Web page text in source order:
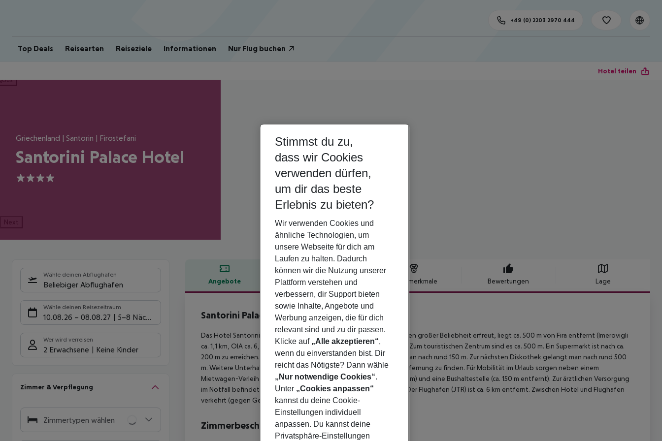
Top Deals Reisearten Reiseziele Informationen Nur Flug buchen
+49 (0) 2203 2970 444
Hotel teilen
Griechenland | Santorin | Firostefani
Santorini Palace Hotel
4
Next
Wähle deinen Abflughafen
Beliebiger Abflughafen
Wähle deinen Reisezeitraum
10.08.26 – 08.08.27 5-8 Nächte
Wer wird verreisen
2 Erwachsene Keine Kinder
Zimmer & Verpflegung
Zimmertypen wählen
Angebote Hotelbeschreibung Hotelmerkmale Bewertungen Lage
Hotelbeschreibung
Santorini Palace Hotel
4
Das Hotel Santorini Palace, das sich besonders bei Hochzeitsreisenden großer Beliebheit erfreut, liegt ca. 500 m von Fira entfernt (Imerovigli
ca. 1,1 km, OIA ca. 6,4 km). Der nächste Strand liegt ca. 6 km entfernt. Zum touristischen Zentrum sind es ca. 500 m. Ein Supermarkt ist nach ca.
200 m zu erreichen. Zu den nächsten Bars und Restaurants gelangt man nach rund 150 m. Zur nächsten Diskothek gelangt man nach rund 500
m. Weitere Unterhaltungsangebote wie ein Kino sind in ca. 10 km Entfernung zu finden. Für Mobilität im Urlaub sorgen neben einem
Mietwagen-Verleih auch ein Motorrad-Verleih, ein Taxistand (ca. 500 m) und eine Bushaltestelle (ca. 150 m entfernt). Zur ärztlichen Versorgung
im Notfall befindet sich ein Krankenhaus in etwa 500 m Entfernung. Der Flughafen (JTR) ist ca. 6 km entfernt. Zwischen Hotel und Flughafen
verkehrt (gegen Gebühr) ein Shuttle (privater Bodentransfer).
Zimmerbeschreibung
Stimmst du zu,
dass wir Cookies
verwenden dürfen,
um dir das beste
Erlebnis zu bieten?
Wir verwenden Cookies und
ähnliche Technologien, um
unsere Webseite für dich am
Laufen zu halten. Dadurch
können wir die Nutzung unserer
Plattform verstehen und
verbessern, dir Support bieten
sowie Inhalte, Angebote und
Werbung anzeigen, die für dich
relevant sind und zu dir passen.
Klicke auf „Alle akzeptieren“,
wenn du einverstanden bist. Dir
reicht das Nötigste? Dann wähle
„Nur notwendige Cookies“.
Unter „Cookies anpassen“
kannst du deine Cookie-
Einstellungen individuell
anpassen. Du kannst deine
Privatsphäre-Einstellungen